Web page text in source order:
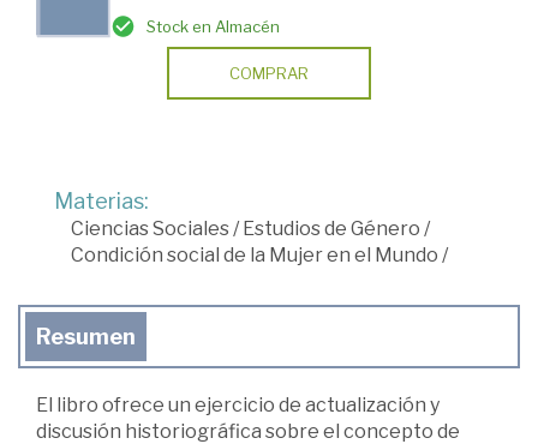
Stock en Almacén
COMPRAR
Materias:
Ciencias Sociales/Estudios de Género /
Condición social de la Mujer en el Mundo /
Resumen
El libro ofrece un ejercicio de actualización y
discusión historiográfica sobre el concepto de